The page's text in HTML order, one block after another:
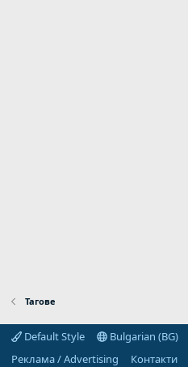
Тагове
Default Style
Bulgarian (BG)
Реклама / Advertising
Контакти